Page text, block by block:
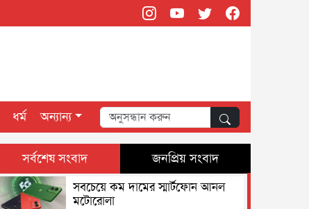
ধর্ম অন্যান্য
সর্বশেষ সংবাদ জনপ্রিয় সংবাদ
সবচেয়ে কম দামের স্মার্টফোন আনল
মটোরোলা